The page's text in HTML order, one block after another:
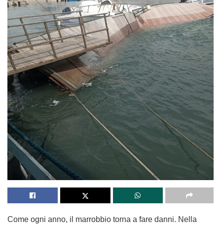
Come ogni anno, il marrobbio torna a fare danni. Nella